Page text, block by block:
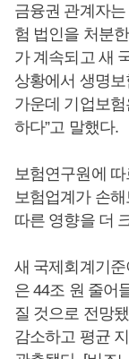
금융권 관계자
험 법인을 처분
가 계속되고 새
상황에서 생명
가운데 기업보
하다”고 말했다.
보험연구원에
보험업계가 손
따른 영향을 더
새 국제회계기
은 44조 원 줄어
질 것으로 전망
감소하고 평균